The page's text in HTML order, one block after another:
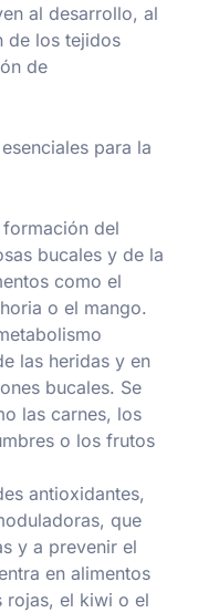
al desarrollo, al
de los tejidos
de
para la
del
bucales y de la
como el
o el mango.
las heridas y en
bucales. Se
las carnes, los
o los frutos
antioxidantes,
que
y a prevenir el
en alimentos
rojas, el kiwi o el